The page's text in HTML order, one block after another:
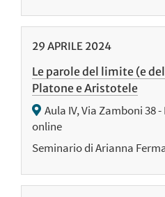
29 APRILE 2024
Le parole del limite (e
Platone e Aristotele
Aula IV, Via Zamboni 38
online
Seminario di Arianna